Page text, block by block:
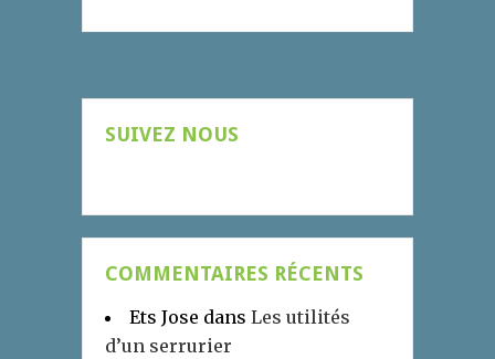
SUIVEZ NOUS
COMMENTAIRES RÉCENTS
Ets Jose dans Les utilités
d’un serrurier